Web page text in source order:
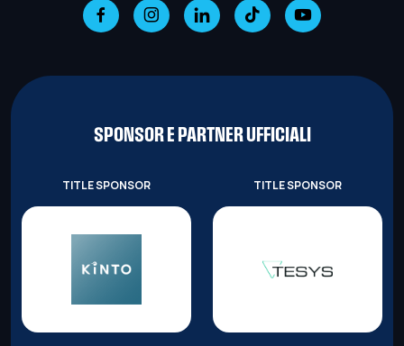
SPONSOR E PARTNER UFFICIALI
TITLE SPONSOR TITLE SPONSOR